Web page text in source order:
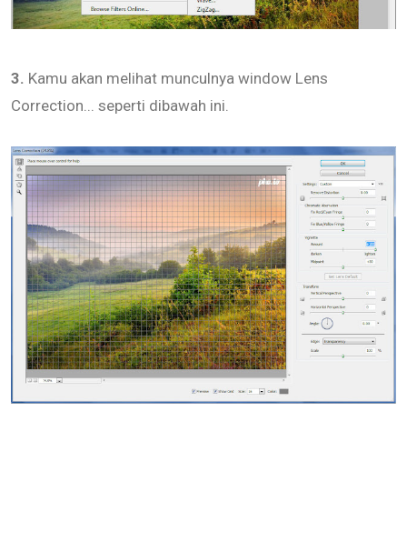
3. Kamu akan melihat munculnya window Lens
Correction... seperti dibawah ini.